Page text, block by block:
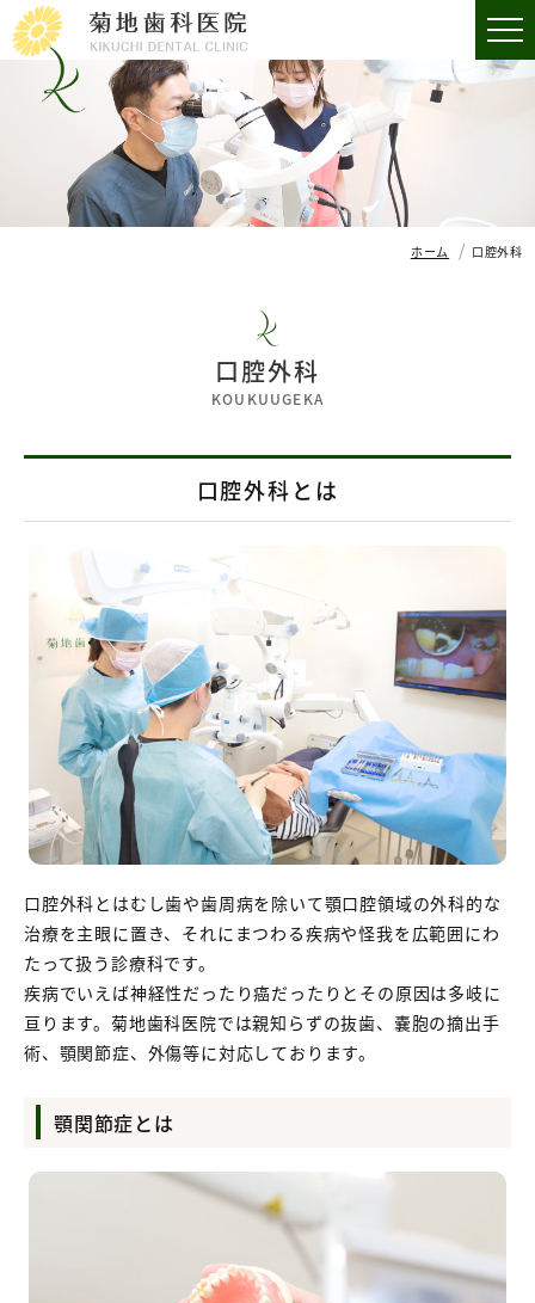
ホーム 口腔外科
口腔外科
KOUKUUGEKA
口腔外科とは
口腔外科とはむし歯や歯周病を除いて顎口腔領域の外科的な
治療を主眼に置き、それにまつわる疾病や怪我を広範囲にわ
たって扱う診療科です。
疾病でいえば神経性だったり癌だったりとその原因は多岐に
亘ります。菊地歯科医院では親知らずの抜歯、嚢胞の摘出手
術、顎関節症、外傷等に対応しております。
顎関節症とは